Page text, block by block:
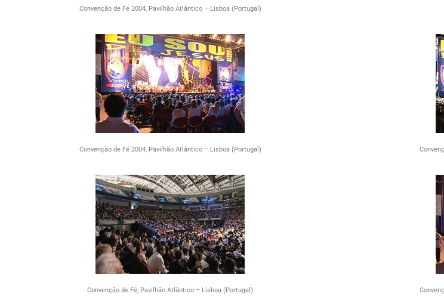
Convenção de Fé 2004, Pavilhão Atlântico – Lisboa (Portugal)
Convenção de Fé 2004, Pavilhão Atlântico – Lisboa (Portugal)
Convenção de Fé, Pavilhão Atlântico – Lisboa (Portugal)